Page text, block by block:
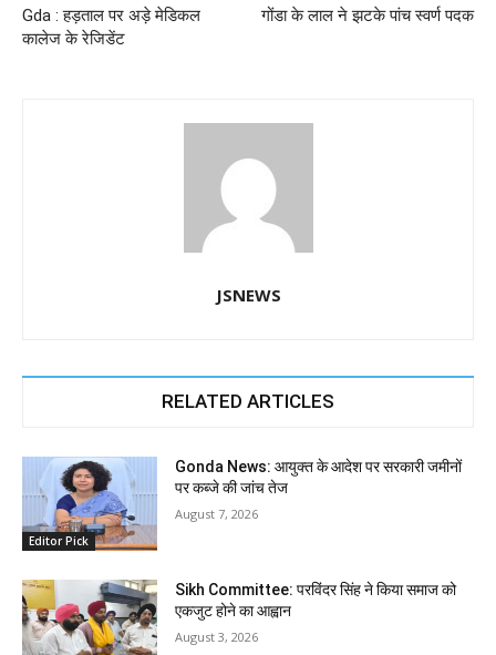
o
p
er
Gda : हड़ताल पर अड़े मेडिकल
कालेज के रेजिडेंट
गोंडा के लाल ने झटके पांच स्वर्ण पदक
JSNEWS
RELATED ARTICLES
Editor Pick
Gonda News: आयुक्त के आदेश पर सरकारी जमीनों
पर कब्जे की जांच तेज
August 7, 2026
Sikh Committee: परविंदर सिंह ने किया समाज को
एकजुट होने का आह्वान
August 3, 2026